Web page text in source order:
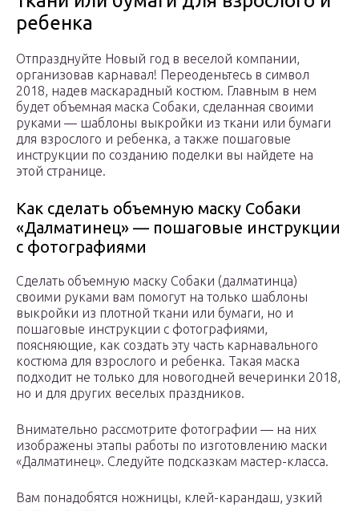
ребенка
Отпразднуйте Новый год в веселой компании,
организовав карнавал! Переоденьтесь в символ
2018, надев маскарадный костюм. Главным в нем
будет объемная маска Собаки, сделанная своими
руками — шаблоны выкройки из ткани или бумаги
для взрослого и ребенка, а также пошаговые
инструкции по созданию поделки вы найдете на
этой странице.
Как сделать объемную маску Собаки
«Далматинец» — пошаговые инструкции
с фотографиями
Сделать объемную маску Собаки (далматинца)
своими руками вам помогут на только шаблоны
выкройки из плотной ткани или бумаги, но и
пошаговые инструкции с фотографиями,
поясняющие, как создать эту часть карнавального
костюма для взрослого и ребенка. Такая маска
подходит не только для новогодней вечеринки 2018,
но и для других веселых праздников.
Внимательно рассмотрите фотографии — на них
изображены этапы работы по изготовлению маски
«Далматинец». Следуйте подсказкам мастер-класса.
Вам понадобятся ножницы, клей-карандаш, узкий